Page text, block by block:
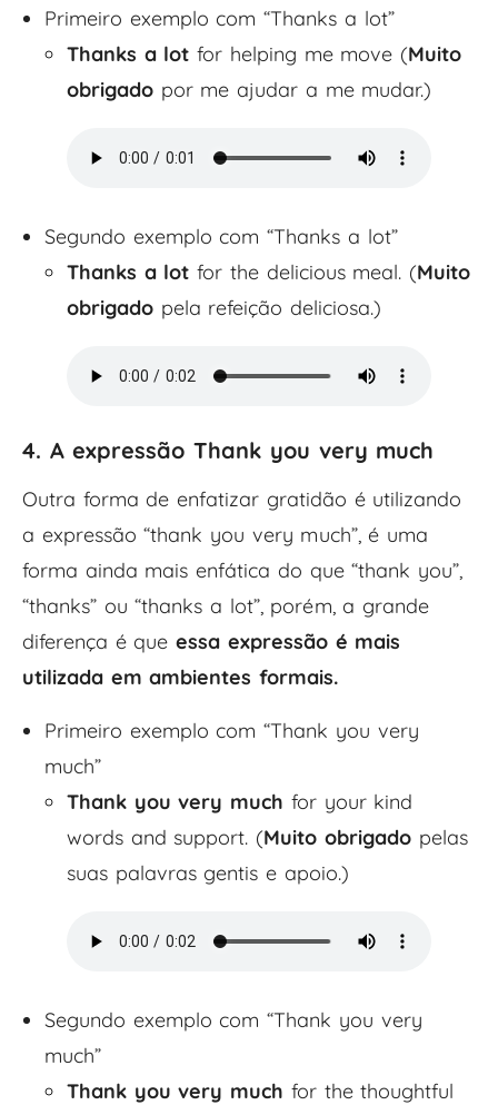
Primeiro exemplo com “Thanks a lot”
Thanks a lot for helping me move (Muito
obrigado por me ajudar a me mudar.)
Segundo exemplo com “Thanks a lot”
Thanks a lot for the delicious meal. (Muito
obrigado pela refeição deliciosa.)
4. A expressão Thank you very much
Outra forma de enfatizar gratidão é utilizando
a expressão “thank you very much”, é uma
forma ainda mais enfática do que “thank you”,
“thanks” ou “thanks a lot”, porém, a grande
diferença é queessa expressão é mais
utilizada em ambientes formais.
Primeiro exemplo com “Thank you very
much”
Thank you very much for your kind
words and support. (Muito obrigadopelas
suas palavras gentis e apoio.)
Segundo exemplo com “Thank you very
much”
Thank you very much for the thoughtful